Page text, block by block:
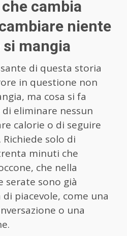
che cambia
niente
mangia
di questa storia
in questione non
ma cosa si fa
eliminare nessun
calorie o di seguire
solo di
minuti che
che nella
serate sono già
piacevole, come una
o una